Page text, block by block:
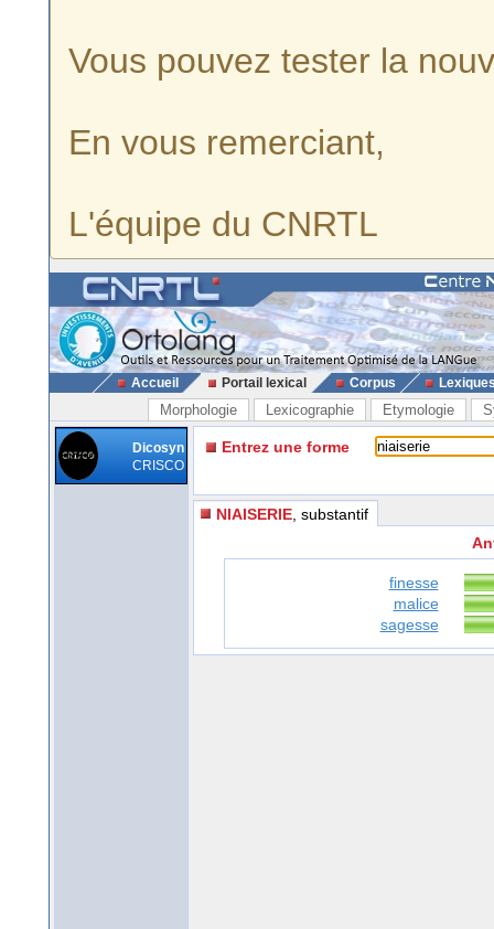
Vous pouvez tester la
En vous remerciant,
L'équipe du CNRTL
Accueil Portail lexical Corpus
Morphologie Lexicographie Etymologie
Dicosyn
CRISCO
Entrez une forme
NIAISERIE , substantif
finesse
malice
sagesse